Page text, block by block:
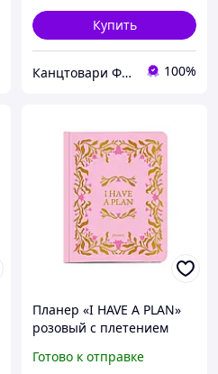
Купить
Канцтовари ФОП Алiбаба 100%
Планер «I HAVE A PLAN»
розовый с плетением
Готово к отправке